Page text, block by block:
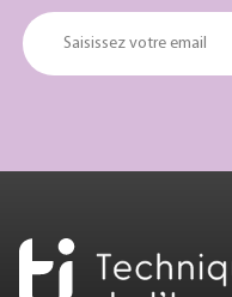
Saisissez votre email